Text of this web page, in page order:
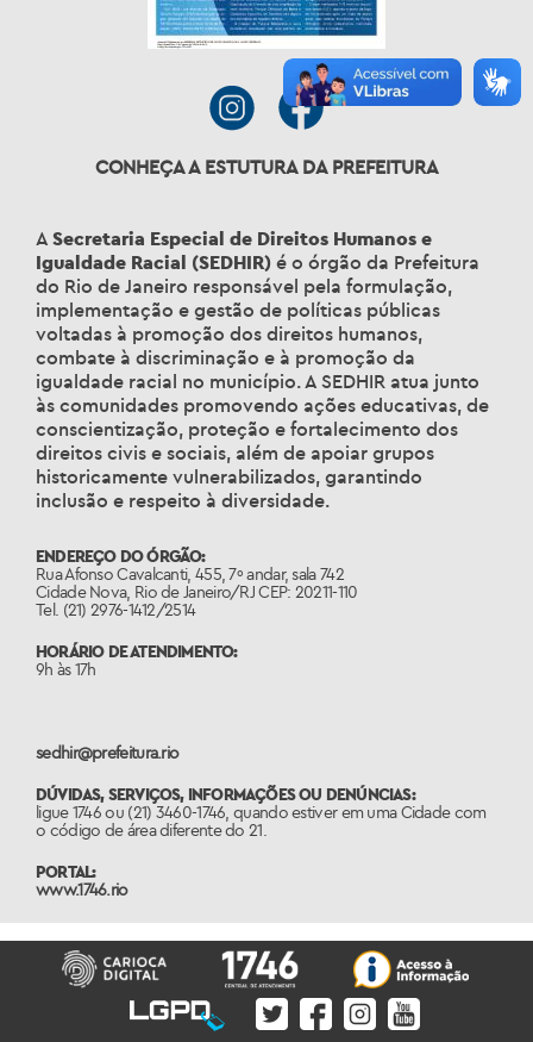
CONHEÇA A ESTUTURA DA PREFEITURA
A Secretaria Especial de Direitos Humanos e
Igualdade Racial (SEDHIR) é o órgão da Prefeitura
do Rio de Janeiro responsável pela formulação,
implementação e gestão de políticas públicas
voltadas à promoção dos direitos humanos,
combate à discriminação e à promoção da
igualdade racial no município. A SEDHIR atua junto
às comunidades promovendo ações educativas, de
conscientização, proteção e fortalecimento dos
direitos civis e sociais, além de apoiar grupos
historicamente vulnerabilizados, garantindo
inclusão e respeito à diversidade.
ENDEREÇO DO ÓRGÃO:
Rua Afonso Cavalcanti, 455, 7º andar, sala 742
Cidade Nova, Rio de Janeiro/RJ CEP: 20211-110
Tel. (21) 2976-1412/2514
HORÁRIO DE ATENDIMENTO:
9h às 17h
sedhir@prefeitura.rio
DÚVIDAS, SERVIÇOS, INFORMAÇÕES OU DENÚNCIAS:
ligue 1746 ou (21) 3460-1746, quando estiver em uma Cidade com
o código de área diferente do 21.
PORTAL:
www.1746.rio